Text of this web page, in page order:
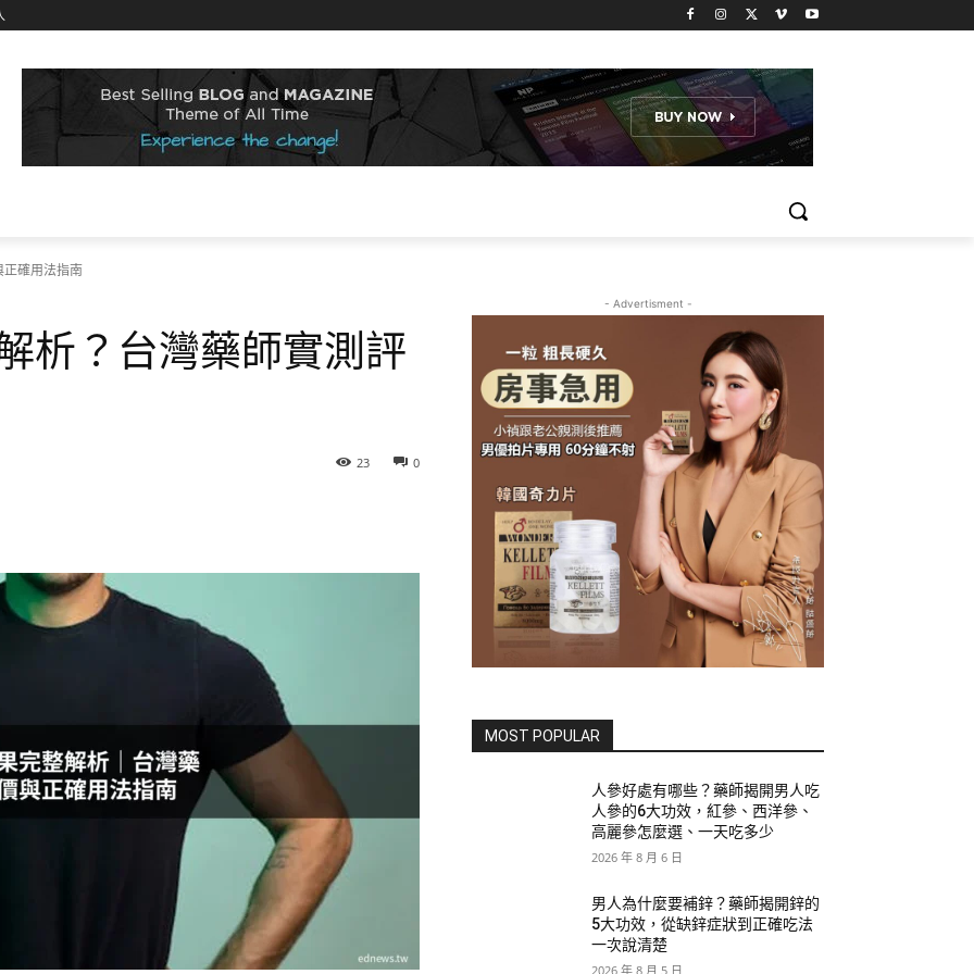
確用法指南
析？台灣藥師實測評
0
23
- Advertisment -
MOST POPULAR
人參好處有哪些？藥師揭開男人吃
人參的6大功效，紅參、西洋參、
高麗參怎麼選、一天吃多少
2026 年 8 月 6 日
男人為什麼要補鋅？藥師揭開鋅的
5大功效，從缺鋅症狀到正確吃法
一次說清楚
2026 年 8 月 5 日